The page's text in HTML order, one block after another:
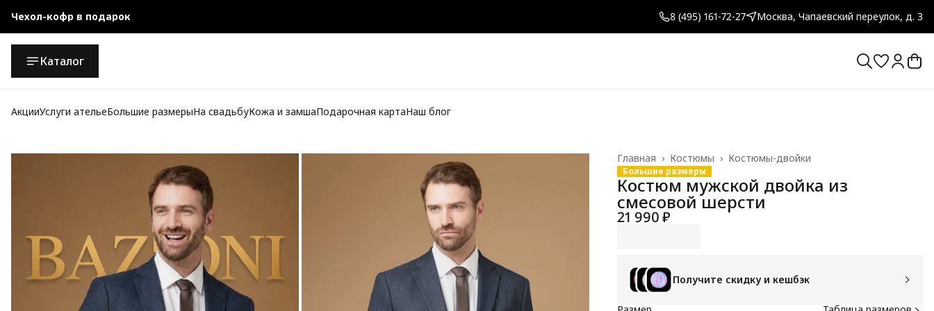
Чехол-кофр в подарок 8 (495) 161-72-27 Москва, Чапаевский переулок, д. 3
Каталог
АкцииУслуги ательеБольшие размерыНа свадьбуКожа и замшаПодарочная картаНаш блог
Костюмы-двойки
Костюмы ›
Главная ›
Большие размеры
Костюм мужской двойка из
смесовой шерсти
21 990 ₽
Получите скидку и кешбэк